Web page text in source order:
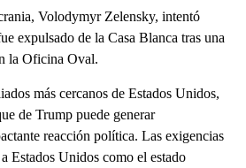
Volodymyr Zelensky, intentó
expulsado de la Casa Blanca tras una
la Oficina Oval.
más cercanos de Estados Unidos,
de Trump puede generar
reacción política. Las exigencias
Estados Unidos como el estado